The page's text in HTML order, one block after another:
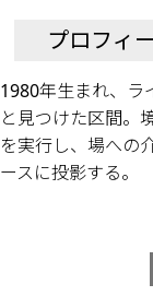
プロフィ
1980年生まれ、ラ
と見つけた区間。
を実行し、場への
ースに投影する。